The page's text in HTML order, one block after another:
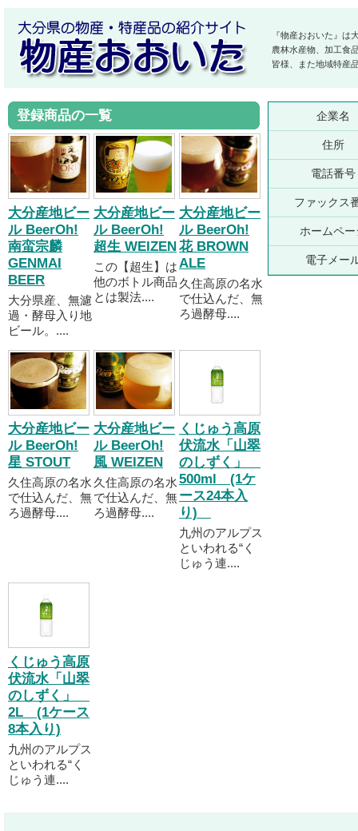
『物産おおいた』は
農林水産物、加工食
皆様、また地域特産
登録商品の一覧
大分産地ビー
ル BeerOh!
南蛮宗麟
GENMAI
BEER
大分県産、無濾
過・酵母入り地
ビール。....
大分産地ビー
ル BeerOh!
超生 WEIZEN
この【超生】は
他のボトル商品
とは製法....
大分産地ビー
ル BeerOh!
花 BROWN
ALE
久住高原の名水
で仕込んだ、無
ろ過酵母....
大分産地ビー
ル BeerOh!
星 STOUT
久住高原の名水
で仕込んだ、無
ろ過酵母....
大分産地ビー
ル BeerOh!
風 WEIZEN
久住高原の名水
で仕込んだ、無
ろ過酵母....
くじゅう高原
伏流水「山翠
のしずく」
500ml (1ケ
ース24本入
り)
九州のアルプス
といわれる“く
じゅう連....
くじゅう高原
伏流水「山翠
のしずく」
2L (1ケース
8本入り)
九州のアルプス
といわれる“く
じゅう連....
企業名
住所
電話番号
ファックス
ホームペー
電子メー